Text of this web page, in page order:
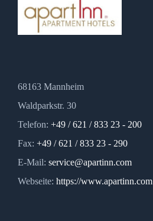
68163 Mannheim
Waldparkstr. 30
Telefon: +49 / 621 / 833 23 - 200
Fax: +49 / 621 / 833 23 - 290
E-Mail: service@apartinn.com
Webseite: https://www.apartinn.com